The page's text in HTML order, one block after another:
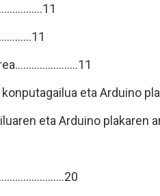
eta Arduino
eta Arduino plakaren